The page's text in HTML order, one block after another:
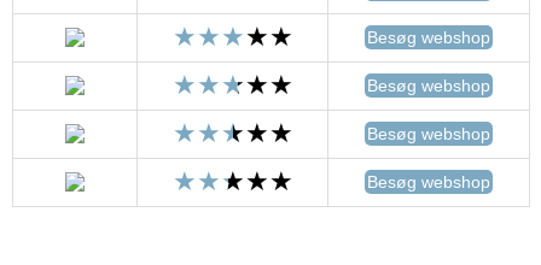
Besøg webshop
Besøg webshop
Besøg webshop
Besøg webshop